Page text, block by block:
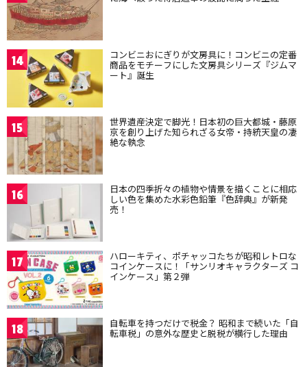
14 コンビニおにぎりが文房具に！コンビニの定番
商品をモチーフにした文房具シリーズ『ジムマ
ート』誕生
15 世界遺産決定で脚光！日本初の巨大都城・藤原
京を創り上げた知られざる女帝・持統天皇の凄
絶な執念
16 日本の四季折々の植物や情景を描くことに相応
しい色を集めた水彩色鉛筆『色辞典』が新発
売！
17 ハローキティ、ポチャッコたちが昭和レトロな
コインケースに！「サンリオキャラクターズ コ
インケース」第２弾
18 自転車を持つだけで税金？ 昭和まで続いた「自
転車税」の意外な歴史と脱税が横行した理由